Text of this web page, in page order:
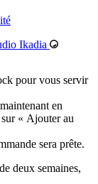
Ikadia
pour vous servir
en
« Ajouter au
sera prête.
deux semaines,